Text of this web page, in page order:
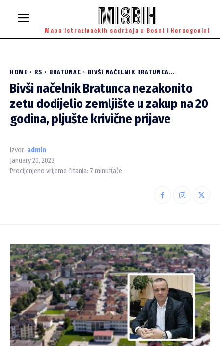
MISBIH
Mapa istraživačkih sadržaja u Bosni i Hercegovini
HOME RS BRATUNAC BIVŠI NAČELNIK BRATUNCA...
Bivši načelnik Bratunca nezakonito
zetu dodijelio zemljište u zakup na 20
godina, pljušte krivične prijave
Izvor: admin
January 20, 2023
Procijenjeno vrijeme čitanja: 7 minut(a)e